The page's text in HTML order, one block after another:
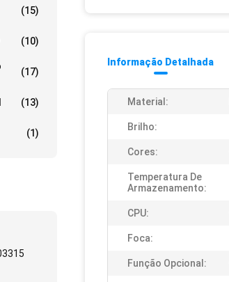
(15)
(10)
(17)
(13)
(1)
Informação Detalhada
Material:
Brilho:
Cores:
Temperatura De
Armazenamento:
CPU:
Foca:
Função Opcional: